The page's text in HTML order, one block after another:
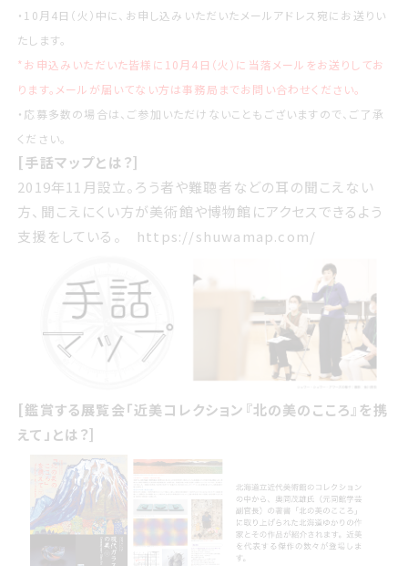
・10月4日（火）中に、お申し込みいただいたメールアドレス宛にお送りい
たします。
*お申込みいただいた皆様に10月4日（火）に当落メールをお送りしてお
ります。メールが届いてない方は事務局までお問い合わせください。
・応募多数の場合は、ご参加いただけないこともございますので、ご了承
ください。
[手話マップとは？]
2019年11月設立。ろう者や難聴者などの耳の聞こえない
方、聞こえにくい方が美術館や博物館にアクセスできるよう
支援をしている。 https://shuwamap.com/
[鑑賞する展覧会「近美コレクション『北の美のこころ』を携
えて」とは？]